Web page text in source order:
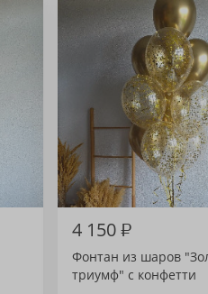
4 150₽
Фонтан из шаров
триумф" с конфетти